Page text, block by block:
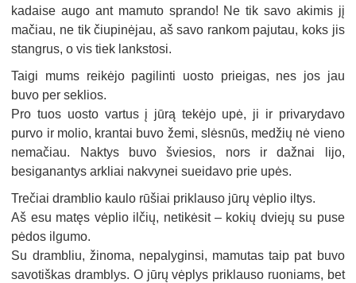
kadaise augo ant mamuto sprando! Ne tik savo akimis jį
mačiau, ne tik čiupinėjau, aš savo rankom pajutau, koks jis
stangrus, o vis tiek lankstosi.
Taigi mums reikėjo pagilinti uosto prieigas, nes jos jau
buvo per seklios.
Pro tuos uosto vartus į jūrą tekėjo upė, ji ir privarydavo
purvo ir molio, krantai buvo žemi, slėsnūs, medžių nė vieno
nemačiau. Naktys buvo šviesios, nors ir dažnai lijo,
besiganantys arkliai nakvynei sueidavo prie upės.
Trečiai dramblio kaulo rūšiai priklauso jūrų vėplio iltys.
Aš esu matęs vėplio ilčių, netikėsit – kokių dviejų su puse
pėdos ilgumo.
Su drambliu, žinoma, nepalyginsi, mamutas taip pat buvo
savotiškas dramblys. O jūrų vėplys priklauso ruoniams, bet